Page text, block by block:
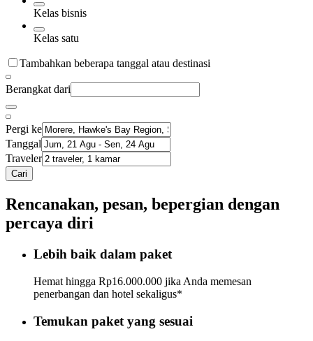
Kelas bisnis
Kelas satu
Tambahkan beberapa tanggal atau destinasi
Berangkat dari
Pergi ke
Tanggal
Traveler
Cari
Rencanakan, pesan, bepergian dengan
percaya diri
Lebih baik dalam paket
Hemat hingga Rp16.000.000 jika Anda memesan
penerbangan dan hotel sekaligus*
Temukan paket yang sesuai